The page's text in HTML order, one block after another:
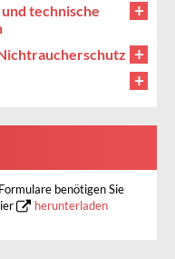
technische
benötigen Sie
herunterladen